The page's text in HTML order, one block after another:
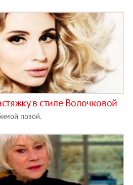
в стиле Волочковой
позой.